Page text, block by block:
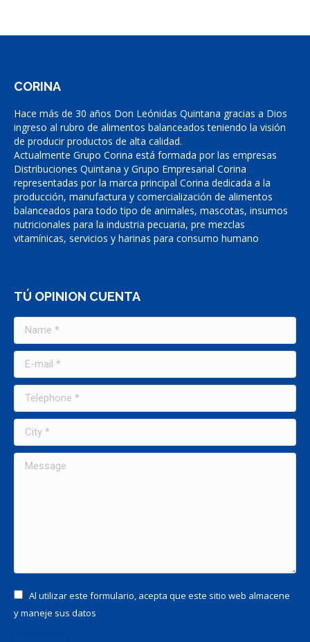
CORINA
Hace más de 30 años Don Leónidas Quintana gracias a Dios
ingreso al rubro de alimentos balanceados teniendo la visión
de producir productos de alta calidad.
Actualmente Grupo Corina está formada por las empresas
Distribuciones Quintana y Grupo Empresarial Corina
representadas por la marca principal Corina dedicada a la
producción, manufactura y comercialización de alimentos
balanceados para todo tipo de animales, mascotas, insumos
nutricionales para la industria pecuaria, pre mezclas
vitamínicas, servicios y harinas para consumo humano
TÚ OPINION CUENTA
Name *
E-mail *
Telephone *
City *
Message
Al utilizar este formulario, acepta que este sitio web almacene
y maneje sus datos